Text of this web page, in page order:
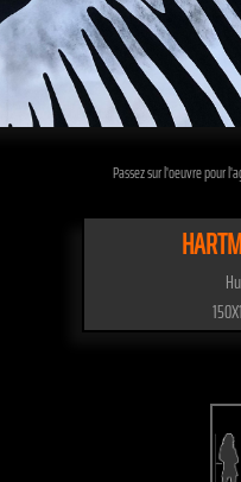
Passez sur l'oeuvre pour